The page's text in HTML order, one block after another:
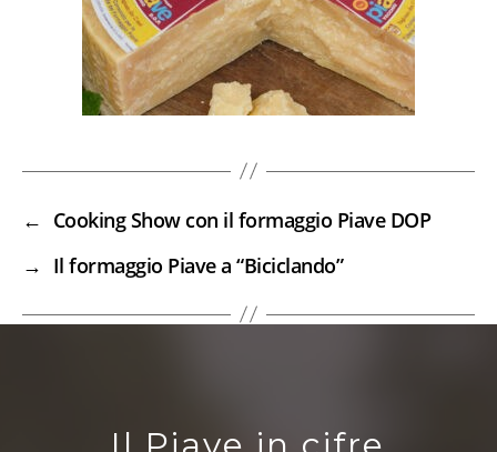
← Cooking Show con il formaggio Piave DOP
→ Il formaggio Piave a “Biciclando”